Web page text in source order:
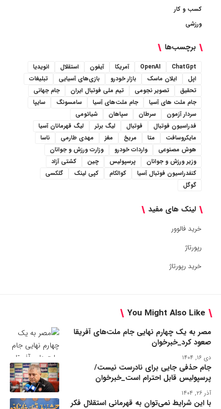
کسب و کار
ورزشی
برچسب‌ها
ChatGpt
OpenAI آمریکا آیفون استقلال
انویدیا
اپل
ایلان ماسک بازار خودرو بازی‌های آسیایی
تبلیغات
تحقیق
تصویر نجومی تیم ملی فوتبال ایران
جام جهانی
جام ملت های آسیا
جام ملت‌های آسیا سامسونگ
سایپا
سردار آزمون
سرطان سپاهان
شیائومی
فدراسیون فوتبال
فوتبال لیگ برتر
لیگ قهرمانان آسیا
مایکروسافت
متا مریخ مغز مهدی طارمی
ناسا
هوش مصنوعی
واردات خودرو
وزارت ورزش و جوانان
وزیر ورزش و جوانان
پرسپولیس چین
کشتی آزاد
کنفدراسیون فوتبال آسیا
کوالکام کپی لینک
گلکسی
گوگل
لینک های مفید
خرید فالوور
رپورتاژ
خرید رپورتاژ
You Might Also Like
مصر به یک چهارم نهایی جام ملت‌های آفریقا
صعود کرد_خبرخوان
دی ۱۶, ۱۴۰۴
جام حذفی جایی برای نادرست نیست/
پرسپولیس قابل احترام است_خبرخوان
آذر ۲۶, ۱۴۰۴
با این شرایط نمی‌توان به قهرمانی استقلال فکر